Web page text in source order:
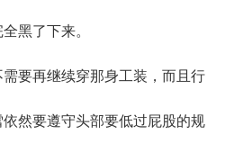
黑了下来。
要再继续穿那身工装，而且行
然要遵守头部要低过屁股的规